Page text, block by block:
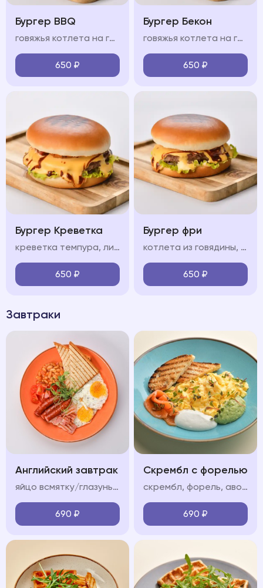
Бургер BBQ
говяжья котлета на гриле, сыр чеддер, свежие овощи, пикантный соус BBQ, мягкая булочка бриошь
650 ₽
Бургер Бекон
говяжья котлета на гриле, ломтики бекона, сыр чеддер, свежие овощи, пикантный соус, мягкая булочка бриошь
650 ₽
Бургер Креветка
креветка темпура, лист салата, красный лук, маринованный огурец, бриошь, сливочный сыр, соус, помидор
650 ₽
Бургер фри
котлета из говядины, лист салата, красный лук, маринованный огурец, соус, сыр чеддер, картофель фри
650 ₽
Завтраки
Английский завтрак
яйцо всмятку/глазунья, бекон, колбаски, фасоль в томатном соусе, помидор, тосты
690 ₽
Скрембл с форелью
скрембл, форель, авокадо мусс, крем фреш, пармезан/тосты
690 ₽